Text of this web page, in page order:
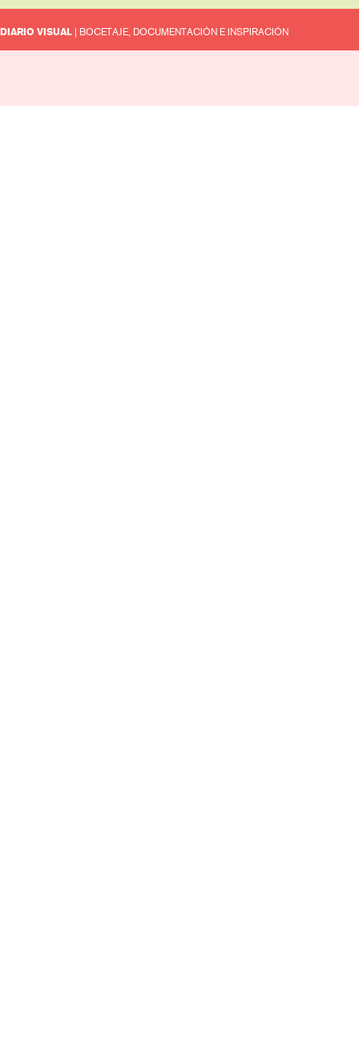
DIARIO VISUAL | BOCETAJE, DOCUMENTACIÓN E INSPIRACIÓN